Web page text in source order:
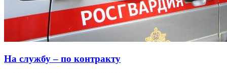
На службу – по контракту